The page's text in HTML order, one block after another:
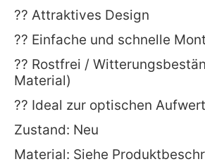
?? Attraktives Design
?? Einfache und schnelle
?? Rostfrei /
Material)
?? Ideal zur optischen
Zustand: Neu
Material: Siehe